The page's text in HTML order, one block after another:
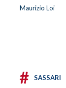
Maurizio Loi
# SASSARI